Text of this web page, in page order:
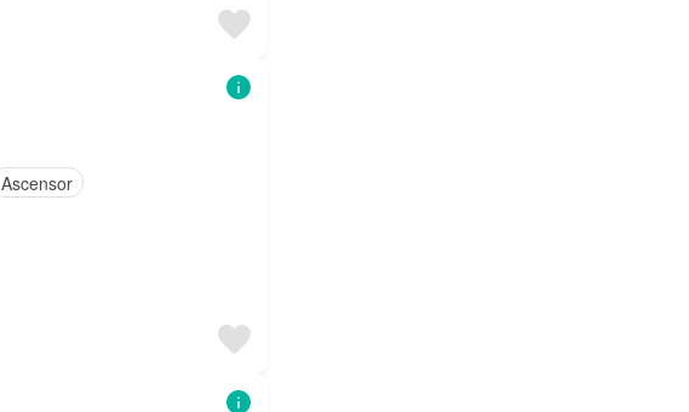
Ascensor